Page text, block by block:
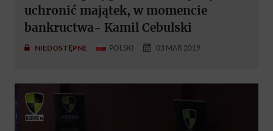
uchronić majątek, w momencie
bankructwa- Kamil Cebulski
NIEDOSTĘPNE POLSKI 03 MAR 2019